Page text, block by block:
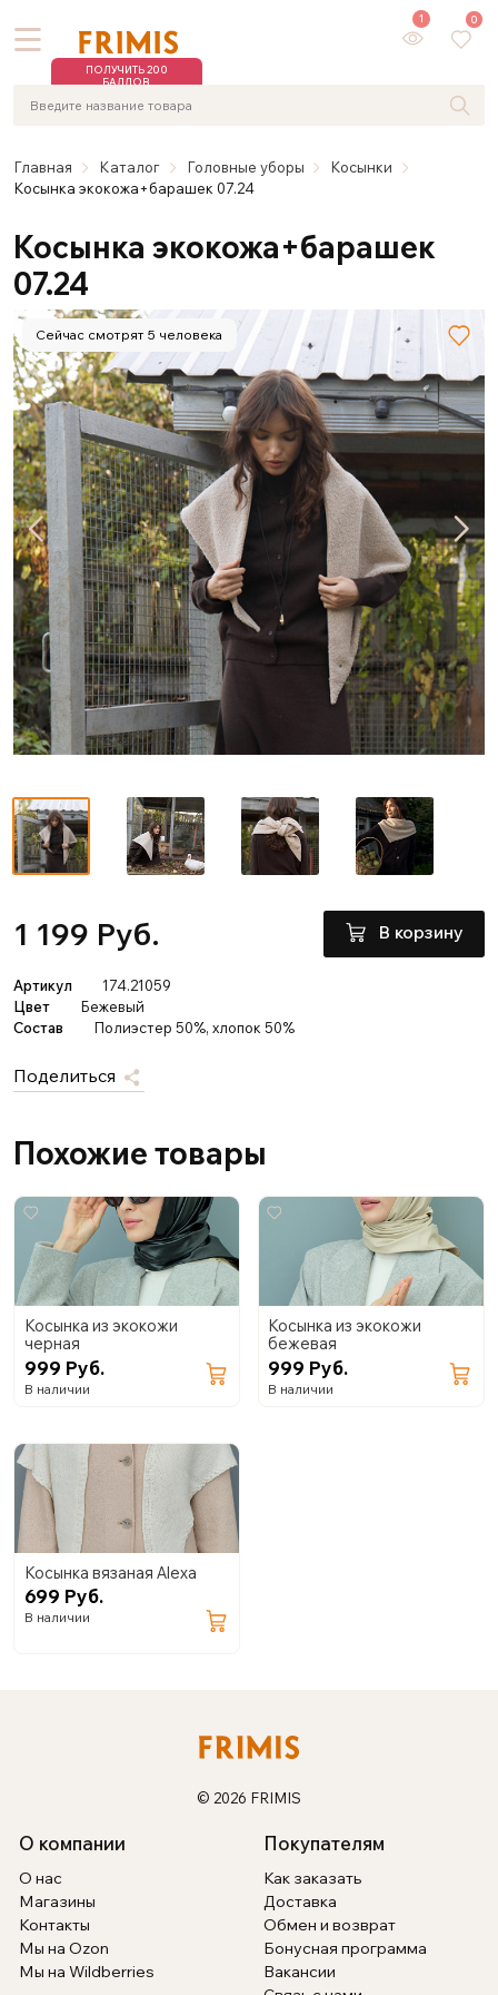
ПОЛУЧИТЬ 200
БАЛЛОВ
1 0
Главная Каталог Головные уборы
Косынки
Косынка экокожа+барашек 07.24
Косынка экокожа+барашек
07.24
Сейчас смотрят 5 человека
1 199 Руб. В корзину
Артикул
174.21059
Цвет
Бежевый
Состав
Полиэстер 50%, хлопок 50%
Поделиться
Похожие товары
Косынка из экокожи
черная
999 Руб.
В наличии
Косынка из экокожи
бежевая
999 Руб.
В наличии
Косынка вязаная Alexa
699 Руб.
В наличии
© 2026 FRIMIS
О компании
О нас
Магазины
Контакты
Мы на Ozon
Мы на Wildberries
Покупателям
Как заказать
Доставка
Обмен и возврат
Бонусная программа
Вакансии